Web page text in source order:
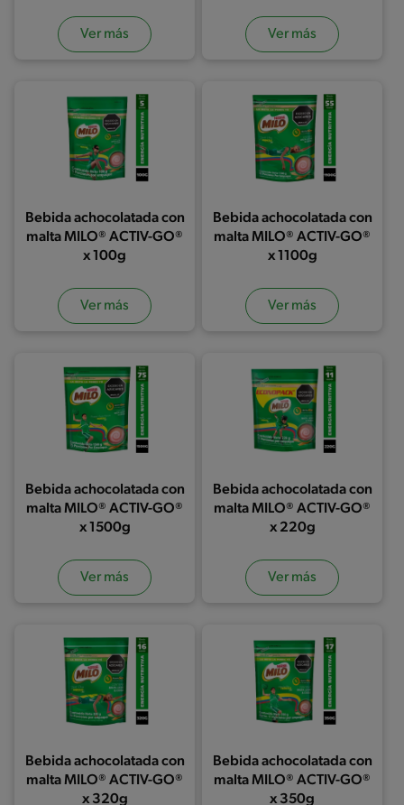
Ver más Ver más
Bebida achocolatada con
malta MILO® ACTIV-GO®
x 100g
Ver más
Bebida achocolatada con
malta MILO® ACTIV-GO®
x 1100g
Ver más
Bebida achocolatada con
malta MILO® ACTIV-GO®
x 1500g
Ver más
Bebida achocolatada con
malta MILO® ACTIV-GO®
x 220g
Ver más
Bebida achocolatada con
malta MILO® ACTIV-GO®
x 320g
Bebida achocolatada con
malta MILO® ACTIV-GO®
x 350g